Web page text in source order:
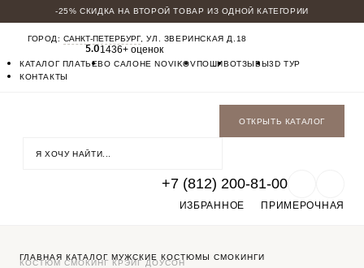
-25% СКИДКА НА ВТОРОЙ ТОВАР ИЗ ОДНОЙ КАТЕГОРИИ
ГОРОД: САНКТ-ПЕТЕРБУРГ, УЛ. ЗВЕРИНСКАЯ Д.18
5.01436+ оценок
КАТАЛОГ ПЛАТЬЕВО САЛОНЕ NOVIKOVПОШИВОТЗЫВЫ3D ТУР
КОНТАКТЫ
ОТКРЫТЬ КАТАЛОГ
+7 (812) 200-81-00
ИЗБРАННОЕ ПРИМЕРОЧНАЯ
ГЛАВНАЯ КАТАЛОГ МУЖСКИЕ КОСТЮМЫ СМОКИНГИ
КОСТЮМ СМОКИНГ КРЭЙГ ДОУСОН
КАТАЛОГ
МУЖСКИЕ КОСТЮМЫ
БАДЛОНЫ
ПАЛЬТО